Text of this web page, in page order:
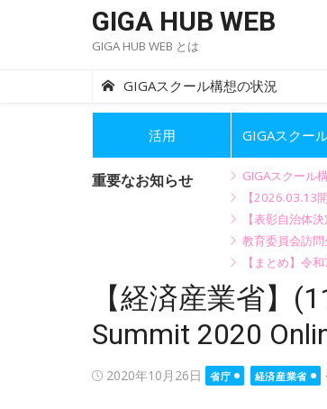
GIGA HUB WEB
GIGA HUB WEB とは
GIGAスクール構想の状況
活用 GIGAスクー
重要なお知らせ
GIGAスクール
【2026.03.13
【表彰自治体
教育委員会訪
【まとめ】令
【経済産業省】
Summit 2020
Posted
2020年10月26日 省庁 経済産業省